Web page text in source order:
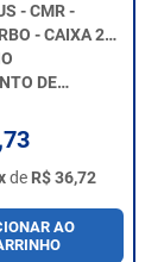
- CMR -
- CAIXA 24
DE
de R$ 36,72
AO